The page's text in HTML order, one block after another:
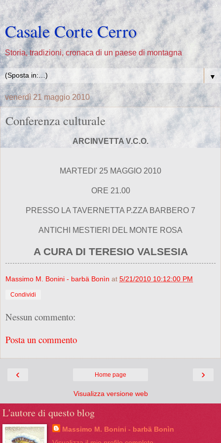
Casale Corte Cerro
Storia, tradizioni, cronaca di un paese di montagna
▼
venerdì 21 maggio 2010
Conferenza culturale
ARCINVETTA V.C.O.
MARTEDI' 25 MAGGIO 2010
ORE 21.00
PRESSO LA TAVERNETTA P.ZZA BARBERO 7
ANTICHI MESTIERI DEL MONTE ROSA
A CURA DI TERESIO VALSESIA
Massimo M. Bonini - barbä Bonìn at 5/21/2010 10:12:00 PM
Condividi
Nessun commento:
Posta un commento
‹ ›
Home page
Visualizza versione web
L'autore di questo blog
Massimo M. Bonini - barbä Bonìn